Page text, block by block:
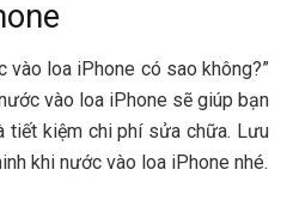
vào loa iPhone có sao không?”
vào loa iPhone sẽ giúp bạn
tiết kiệm chi phí sửa chữa. Lưu
khi nước vào loa iPhone nhé.